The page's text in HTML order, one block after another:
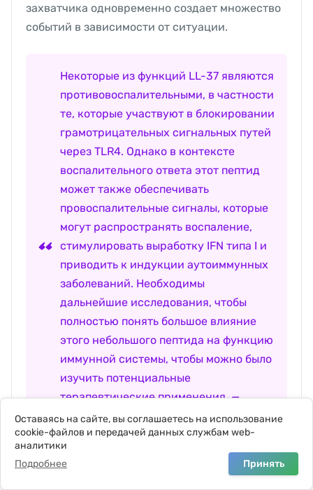
захватчика одновременно создает множество
событий в зависимости от ситуации.
Некоторые из функций LL-37 являются
противовоспалительными, в частности
те, которые участвуют в блокировании
грамотрицательных сигнальных путей
через TLR4. Однако в контексте
воспалительного ответа этот пептид
может также обеспечивать
провоспалительные сигналы, которые
могут распространять воспаление,
стимулировать выработку IFN типа I и
приводить к индукции аутоиммунных
заболеваний. Необходимы
дальнейшие исследования, чтобы
полностью понять большое влияние
этого небольшого пептида на функцию
иммунной системы, чтобы можно было
изучить потенциальные
терапевтические применения. —
Источник
Оставаясь на сайте, вы соглашаетесь на использование
cookie-файлов и передачей данных службам web-
аналитики
Подробнее
Принять